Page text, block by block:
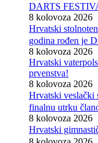
DARTS
8 kolovoza 2026
Hrvatski
godina rođen je
8 kolovoza 2026
Hrvatski
prvenstva!
8 kolovoza 2026
Hrvatski veslački
finalnu utrku
8 kolovoza 2026
Hrvatski